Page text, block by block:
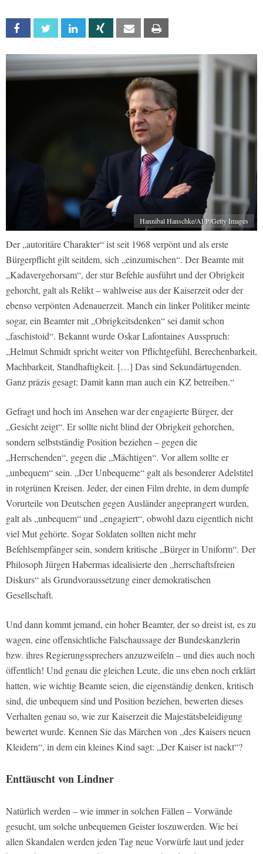
Facebook Twitter Linkedin Xing Email
Hannibal Hanschke/AFP/Getty Images
Der „autoritäre Charakter“ ist seit 1968 verpönt und als erste
Bürgerpflicht gilt seitdem, sich „einzumischen“. Der Beamte mit
„Kadavergehorsam“, der stur Befehle ausführt und der Obrigkeit
gehorcht, galt als Relikt – wahlweise aus der Kaiserzeit oder der
ebenso verpönten Adenauerzeit. Manch ein linker Politiker meinte
sogar, ein Beamter mit „Obrigkeitsdenken“ sei damit schon
„faschistoid“. Bekannt wurde Oskar Lafontaines Ausspruch:
„Helmut Schmidt spricht weiter von Pflichtgefühl, Berechenbarkeit,
Machbarkeit, Standhaftigkeit. […] Das sind Sekundärtugenden.
Ganz präzis gesagt: Damit kann man auch ein KZ betreiben.“
Gefragt und hoch im Ansehen war der engagierte Bürger, der
„Gesicht zeigt“. Er sollte nicht blind der Obrigkeit gehorchen,
sondern selbstständig Position beziehen – gegen die
„Herrschenden“, gegen die „Mächtigen“. Vor allem sollte er
„unbequem“ sein. „Der Unbequeme“ galt als besonderer Adelstitel
in rotgrünen Kreisen. Jeder, der einen Film drehte, in dem dumpfe
Vorurteile von Deutschen gegen Ausländer angeprangert wurden,
galt als „unbequem“ und „engagiert“, obwohl dazu eigentlich nicht
viel Mut gehörte. Sogar Soldaten sollten nicht mehr
Befehlsempfänger sein, sondern kritische „Bürger in Uniform“. Der
Philosoph Jürgen Habermas idealisierte den „herrschaftsfreien
Diskurs“ als Grundvoraussetzung einer demokratischen
Gesellschaft.
Und dann kommt jemand, ein hoher Beamter, der so dreist ist, es zu
wagen, eine offensichtliche Falschaussage der Bundeskanzlerin
bzw. ihres Regierungssprechers anzuzweifeln – und dies auch noch
öffentlich! Und genau die gleichen Leute, die uns eben noch erklärt
hatten, wie wichtig Beamte seien, die eigenständig denken, kritisch
sind, die unbequem sind und Position beziehen, bewerten dieses
Verhalten genau so, wie zur Kaiserzeit die Majestätsbeleidigung
bewertet wurde. Kennen Sie das Märchen von „des Kaisers neuen
Kleidern“, in dem ein kleines Kind sagt: „Der Kaiser ist nackt“?
Enttäuscht von Lindner
Natürlich werden – wie immer in solchen Fällen – Vorwände
gesucht, um solche unbequemen Geister loszuwerden. Wie bei
allen Skandalen werden jeden Tag neue Vorwürfe laut und jeder